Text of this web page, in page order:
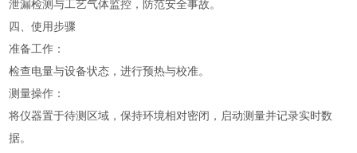
泄漏检测与工艺气体监控，防范安全事故。
四、使用步骤
准备工作：
检查电量与设备状态，进行预热与校准。
测量操作：
将仪器置于待测区域，保持环境相对密闭，启动测量并记录实时数
据。